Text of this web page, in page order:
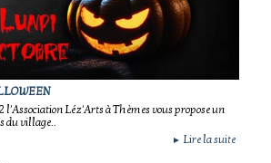
l'Association Léz'Arts à Thèmes vous propose un
du village..
► Lire la suite